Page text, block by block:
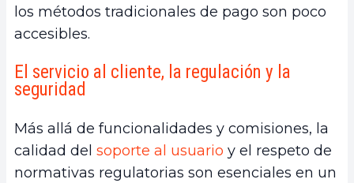
los métodos tradicionales de pago son poco
accesibles.
El servicio al cliente, la regulación y la
seguridad
Más allá de funcionalidades y comisiones, la
calidad del soporte al usuario y el respeto de
normativas regulatorias son esenciales en un